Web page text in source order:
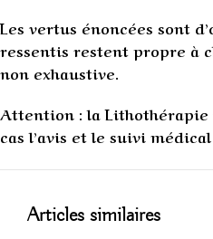
Les vertus énoncées sont
ressentis restent propre à
non exhaustive.
Attention : la Lithothérapie
cas l’avis et le suivi médical
Articles similaires